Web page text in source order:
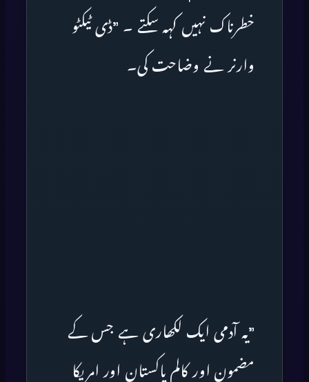
خطرناک نہیں کہہ سکتے ۔ ”ڈی ٹیکٹو
وارنر نے وضاحت کی۔
”یہ آدمی ایک لکھاری ہے جس کے
مضمون اور کالم پاکستان اور امریکا